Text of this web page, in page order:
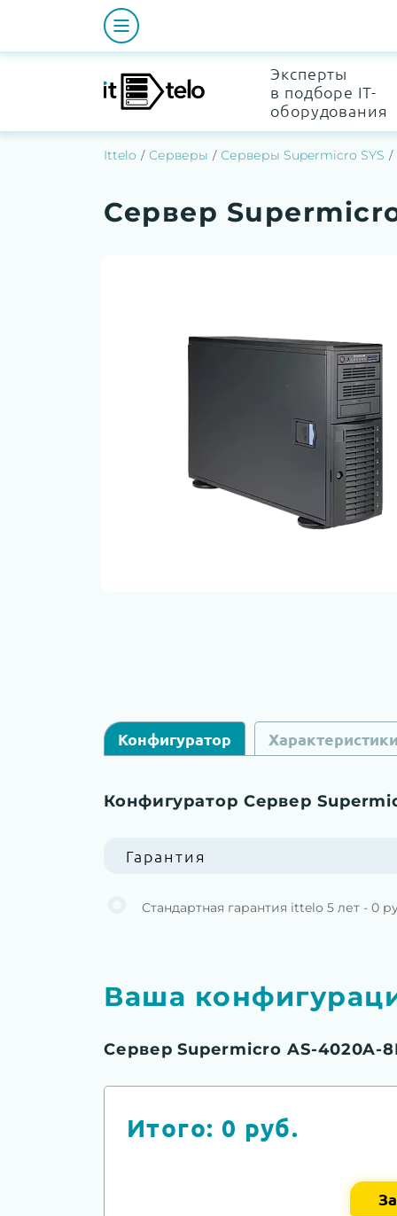
Эксперты
в подборе IT-
оборудования
Ittelo Серверы Серверы Supermicro SYS
Сервер
Конфигуратор Характеристики
Конфигуратор Сервер
Гарантия
Стандартная гарантия ittelo 5 лет - 0
Ваша
Сервер Supermicro AS-4020A-
Итого: 0 руб.